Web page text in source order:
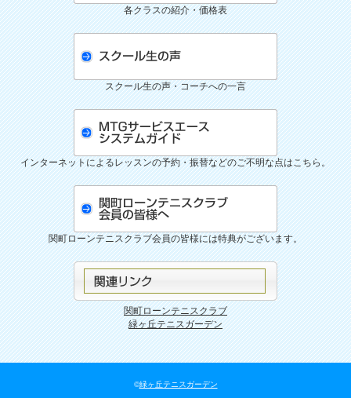
各クラスの紹介・価格表
スクール生の声・コーチへの一言
インターネットによるレッスンの予約・振替などのご不明な点はこちら。
関町ローンテニスクラブ会員の皆様には特典がございます。
関町ローンテニスクラブ
緑ヶ丘テニスガーデン
©緑ヶ丘テニスガーデン